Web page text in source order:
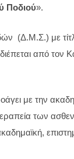
Ποδιού».
(Δ.Μ.Σ.) με
διέπεται από
με την
των